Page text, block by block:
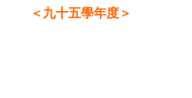
＜九十五學年度＞